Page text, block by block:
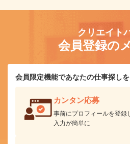
クリエイト
会員登録の
会員限定機能であなたの仕事探しを
カンタン応募
事前にプロフィールを登録
入力が簡単に